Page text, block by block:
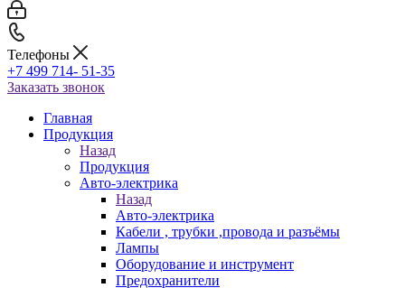
Телефоны
+7 499 714- 51-35
Заказать звонок
Главная
Продукция
Назад
Продукция
Авто-электрика
Назад
Авто-электрика
Кабели , трубки ,провода и разъёмы
Лампы
Оборудование и инструмент
Предохранители